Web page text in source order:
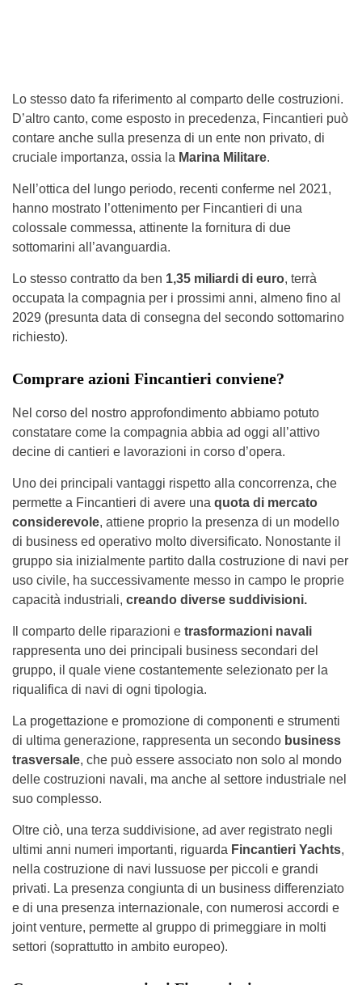
Lo stesso dato fa riferimento al comparto delle costruzioni.
D’altro canto, come esposto in precedenza, Fincantieri può
contare anche sulla presenza di un ente non privato, di
cruciale importanza, ossia la Marina Militare.
Nell’ottica del lungo periodo, recenti conferme nel 2021,
hanno mostrato l’ottenimento per Fincantieri di una
colossale commessa, attinente la fornitura di due
sottomarini all’avanguardia.
Lo stesso contratto da ben 1,35 miliardi di euro, terrà
occupata la compagnia per i prossimi anni, almeno fino al
2029 (presunta data di consegna del secondo sottomarino
richiesto).
Comprare azioni Fincantieri conviene?
Nel corso del nostro approfondimento abbiamo potuto
constatare come la compagnia abbia ad oggi all’attivo
decine di cantieri e lavorazioni in corso d’opera.
Uno dei principali vantaggi rispetto alla concorrenza, che
permette a Fincantieri di avere una quota di mercato
considerevole, attiene proprio la presenza di un modello
di business ed operativo molto diversificato. Nonostante il
gruppo sia inizialmente partito dalla costruzione di navi per
uso civile, ha successivamente messo in campo le proprie
capacità industriali, creando diverse suddivisioni.
Il comparto delle riparazioni e trasformazioni navali
rappresenta uno dei principali business secondari del
gruppo, il quale viene costantemente selezionato per la
riqualifica di navi di ogni tipologia.
La progettazione e promozione di componenti e strumenti
di ultima generazione, rappresenta un secondo business
trasversale, che può essere associato non solo al mondo
delle costruzioni navali, ma anche al settore industriale nel
suo complesso.
Oltre ciò, una terza suddivisione, ad aver registrato negli
ultimi anni numeri importanti, riguarda Fincantieri Yachts,
nella costruzione di navi lussuose per piccoli e grandi
privati. La presenza congiunta di un business differenziato
e di una presenza internazionale, con numerosi accordi e
joint venture, permette al gruppo di primeggiare in molti
settori (soprattutto in ambito europeo).